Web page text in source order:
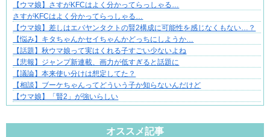
【ウマ娘】さすがKFCはよく分かってらっしゃる…
さすがKFCはよく分かってらっしゃる…
【ウマ娘】差しはエバヤンタクトの賢2構成に可能性を感じなくもない…？
【悩み】キタちゃんかセイちゃんかどっちにしようか…
【話題】秋ウマ娘って実はくれる子すごい少ないよね
【悲報】ジャンプ新連載、画力が低すぎると話題に
【議論】本来使い分けは想定してた？
【相談】ブーケちゃんってどういう子か知らないんだけど
【ウマ娘】「賢2」が強いらしい
オススメ記事